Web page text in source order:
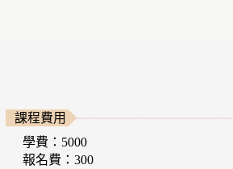
課程費用
學費：5000
報名費：300